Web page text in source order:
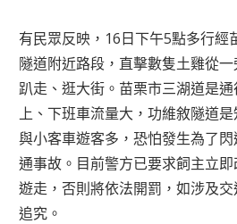
有民眾反映，16日下午5點多行經
隧道附近路段，直擊數隻土雞從
趴走、逛大街。苗栗市三湖道是
上、下班車流量大，功維敘隧道
與小客車遊客多，恐怕發生為了
通事故。目前警方已要求飼主立
遊走，否則將依法開罰，如涉及
追究。